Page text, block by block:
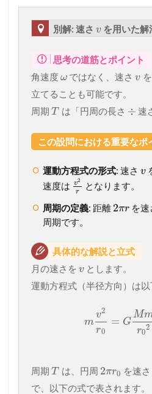
別解: 速さ v を用いた解
思考の道筋とポイント
角速度ω ではなく、速さv
立てることも可能です。
周期 T は「円周の長さ ÷ 速
この設問における重要なポ
運動方程式の形式: 速さ v
速度は v2
r
となります。
周期の定義: 距離 2πr を
周期です。
具体的な解説と立式
月の速さを v とします。
運動方程式（半径方向）は以
m
v2
r0
= G
M
r0
2
周期 T は、円周 2πr0 を速さ
で、以下の式で表されます。